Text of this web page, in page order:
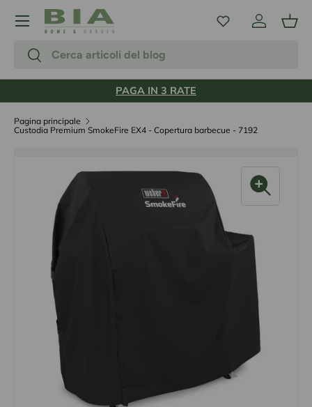
Passa ai contenuti
CercaCerca
Accedi
Menu
PAGA IN 3 RATE
Pagina principale
Custodia Premium SmokeFire EX4 - Copertura barbecue - 7192